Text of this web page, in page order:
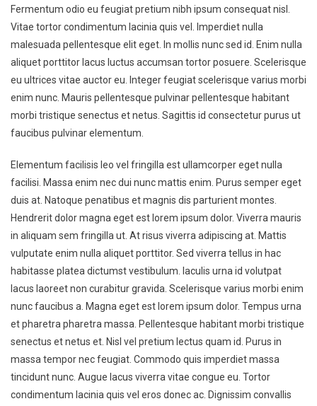
Fermentum odio eu feugiat pretium nibh ipsum consequat nisl.
Vitae tortor condimentum lacinia quis vel. Imperdiet nulla
malesuada pellentesque elit eget. In mollis nunc sed id. Enim nulla
aliquet porttitor lacus luctus accumsan tortor posuere. Scelerisque
eu ultrices vitae auctor eu. Integer feugiat scelerisque varius morbi
enim nunc. Mauris pellentesque pulvinar pellentesque habitant
morbi tristique senectus et netus. Sagittis id consectetur purus ut
faucibus pulvinar elementum.
Elementum facilisis leo vel fringilla est ullamcorper eget nulla
facilisi. Massa enim nec dui nunc mattis enim. Purus semper eget
duis at. Natoque penatibus et magnis dis parturient montes.
Hendrerit dolor magna eget est lorem ipsum dolor. Viverra mauris
in aliquam sem fringilla ut. At risus viverra adipiscing at. Mattis
vulputate enim nulla aliquet porttitor. Sed viverra tellus in hac
habitasse platea dictumst vestibulum. Iaculis urna id volutpat
lacus laoreet non curabitur gravida. Scelerisque varius morbi enim
nunc faucibus a. Magna eget est lorem ipsum dolor. Tempus urna
et pharetra pharetra massa. Pellentesque habitant morbi tristique
senectus et netus et. Nisl vel pretium lectus quam id. Purus in
massa tempor nec feugiat. Commodo quis imperdiet massa
tincidunt nunc. Augue lacus viverra vitae congue eu. Tortor
condimentum lacinia quis vel eros donec ac. Dignissim convallis